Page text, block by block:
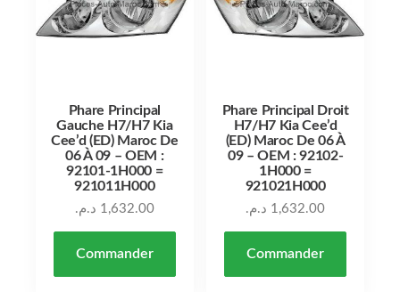
Phare Principal
Gauche H7/H7 Kia
Cee’d (ED) Maroc De
06 À 09 – OEM :
92101-1H000 =
921011H000
1,632.00 د.م.
Commander
Phare Principal Droit
H7/H7 Kia Cee’d
(ED) Maroc De 06 À
09 – OEM : 92102-
1H000 =
921021H000
1,632.00 د.م.
Commander